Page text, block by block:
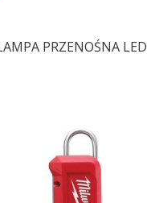
PRZENOŚNA LED